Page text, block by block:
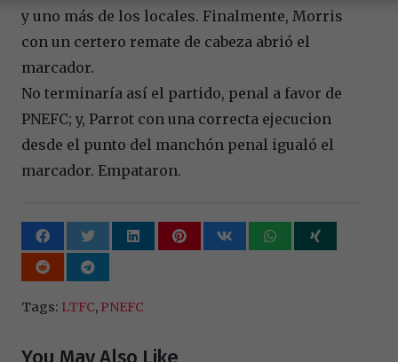
y uno más de los locales. Finalmente, Morris
con un certero remate de cabeza abrió el
marcador.
No terminaría así el partido, penal a favor de
PNEFC; y, Parrot con una correcta ejecucion
desde el punto del manchón penal igualó el
marcador. Empataron.
Tags: LTFC, PNEFC
You May Also Like